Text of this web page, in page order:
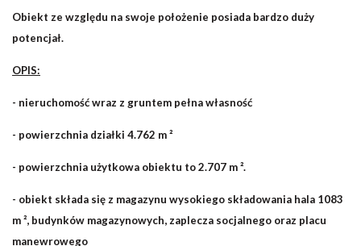
Obiekt ze względu na swoje położenie posiada bardzo duży
potencjał.
OPIS:
- nieruchomość wraz z gruntem pełna własność
- powierzchnia działki 4.762 m ²
- powierzchnia użytkowa obiektu to 2.707 m ².
- obiekt składa się z magazynu wysokiego składowania hala 1083
m ², budynków magazynowych, zaplecza socjalnego oraz placu
manewrowego